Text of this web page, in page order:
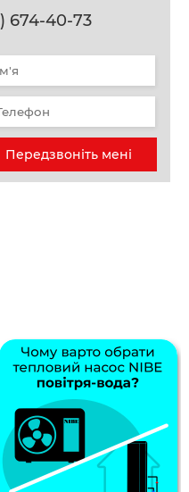
674-40-73
Передзвоніть мені